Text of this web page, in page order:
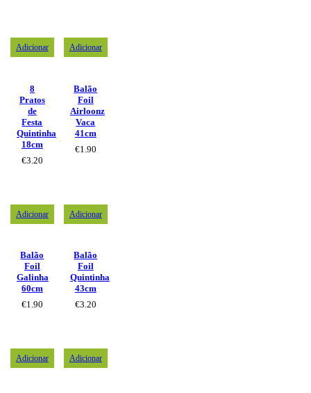
Adicionar
8
Pratos
de
Festa
Quintinha
18cm
€3.20
Adicionar
Balão
Foil
Airloonz
Vaca
41cm
€1.90
Adicionar
Balão
Foil
Galinha
60cm
€1.90
Adicionar
Balão
Foil
Quintinha
43cm
€3.20
Adicionar Adicionar